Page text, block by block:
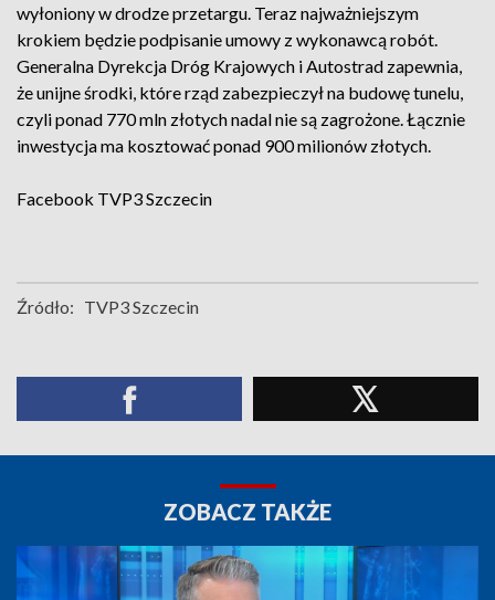
wyłoniony w drodze przetargu. Teraz najważniejszym
krokiem będzie podpisanie umowy z wykonawcą robót.
Generalna Dyrekcja Dróg Krajowych i Autostrad zapewnia,
że unijne środki, które rząd zabezpieczył na budowę tunelu,
czyli ponad 770 mln złotych nadal nie są zagrożone. Łącznie
inwestycja ma kosztować ponad 900 milionów złotych.
Facebook TVP3 Szczecin
Źródło: TVP3 Szczecin
ZOBACZ TAKŻE